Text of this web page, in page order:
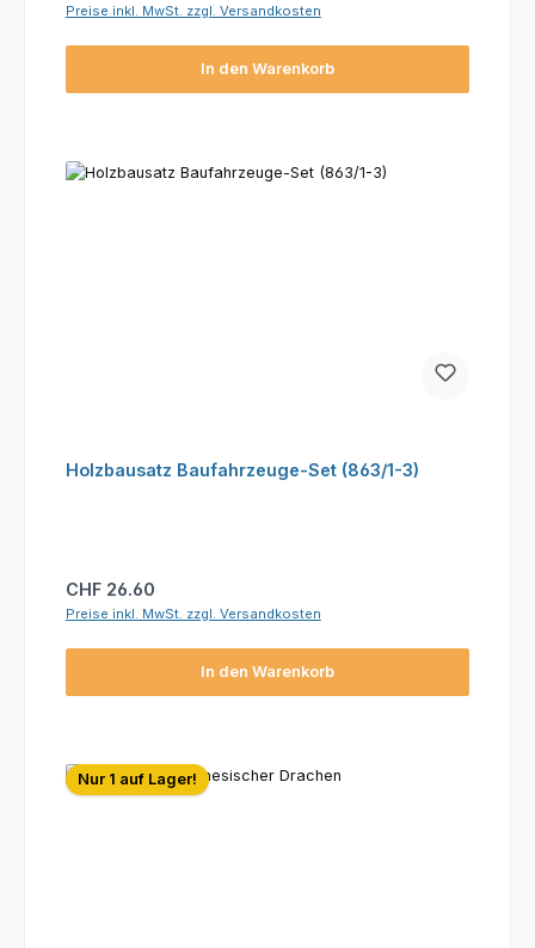
Preise inkl. MwSt. zzgl. Versandkosten
In den Warenkorb
Holzbausatz Baufahrzeuge-Set (863/1-3)
Regulärer Preis:
CHF 26.60
Preise inkl. MwSt. zzgl. Versandkosten
In den Warenkorb
Nur 1 auf Lager!